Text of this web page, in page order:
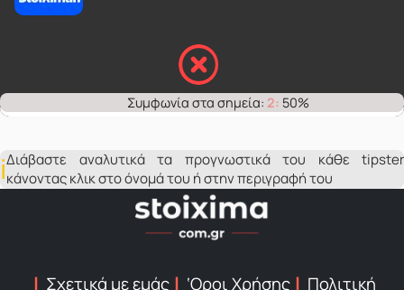
2: 50%
Διάβαστε αναλυτικά τα προγνωστικά του κάθε tipster
κάνοντας κλικ στο όνομά του ή στην περιγραφή του
Σχετικά με εμάς ‘Οροι Χρήσης Πολιτική